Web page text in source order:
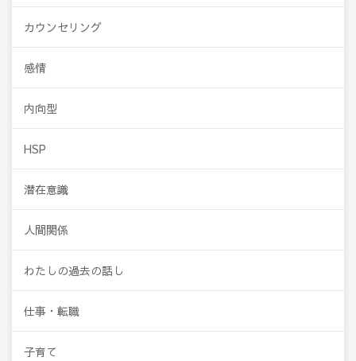
カウンセリング
感情
内向型
HSP
潜在意識
人間関係
わたしの過去の話し
仕事・転職
子育て